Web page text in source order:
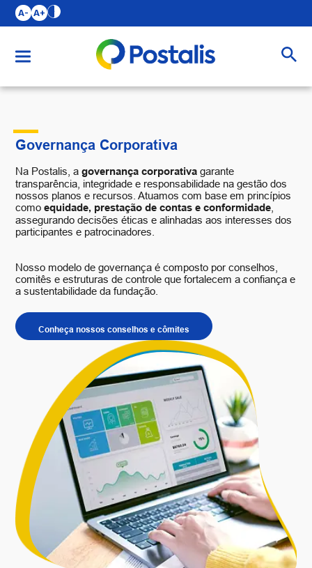
A- A+
Buscar
Governança Corporativa
Na Postalis, agovernança corporativa garante
transparência, integridade e responsabilidade na gestão dos
nossos planos e recursos. Atuamos com base em princípios
comoequidade, prestação de contas e conformidade
assegurando decisões éticas e alinhadas aos interesses dos
participantes e patrocinadores.
Nosso modelo de governança é composto por conselhos,
comitês e estruturas de controle que fortalecem a confiança e
a sustentabilidade da fundação.
Conheça nossos conselhos e cômites